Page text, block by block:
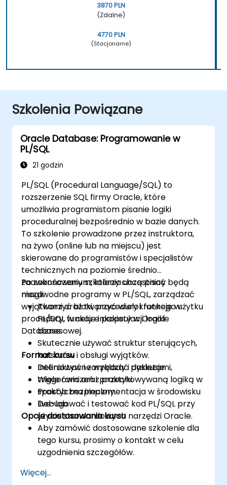
3870 PLN
(Zdalne)
4770 PLN
(Stacjonarne)
Szkolenia Powiązane
Oracle Database: Programowanie w
PL/SQL
21 godzin
PL/SQL (Procedural Language/SQL) to
rozszerzenie SQL firmy Oracle, które
umożliwia programistom pisanie logiki
proceduralnej bezpośrednio w bazie danych.
To szkolenie prowadzone przez instruktora,
na żywo (online lub na miejscu) jest
skierowane do programistów i specjalistów
technicznych na poziomie średnio
zaawansowanym, którzy chcą pisać
niezawodne programy w PL/SQL, zarządzać
wyjątkami oraz tworzyć wielokrotnego użytku
procedury, funkcje i pakiety w Oracle
Database.
Po zakończeniu szkolenia uczestnicy będą
mogli:
Tworzyć bloki, procedury i funkcje w
PL/SQL w celu enkapsulacji logiki
biznesowej.
Skutecznie używać struktur sterujących,
kursorów i obsługi wyjątków.
Definiować i zarządzać pakietami,
triggerami oraz przechowywaną logiką w
sposób bezpieczny.
Debugować i testować kod PL/SQL przy
użyciu standardowych narzędzi Oracle.
Format kursu
Interaktywne wykłady i dyskusje.
Wiele ćwiczeń i praktyki.
Praktyczna implementacja w środowisku
live-lab.
Opcje dostosowania kursu
Aby zamówić dostosowane szkolenie dla
tego kursu, prosimy o kontakt w celu
uzgodnienia szczegółów.
Więcej...